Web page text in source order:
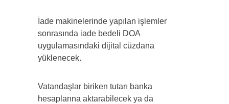
İade makinelerinde yapılan işlemler
sonrasında iade bedeli DOA
uygulamasındaki dijital cüzdana
yüklenecek.
Vatandaşlar biriken tutarı banka
hesaplarına aktarabilecek ya da